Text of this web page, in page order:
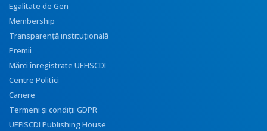
Egalitate de Gen
Membership
Transparenţă instituţională
Premii
Mărci înregistrate UEFISCDI
Centre Politici
Cariere
Termeni și condiții GDPR
UEFISCDI Publishing House